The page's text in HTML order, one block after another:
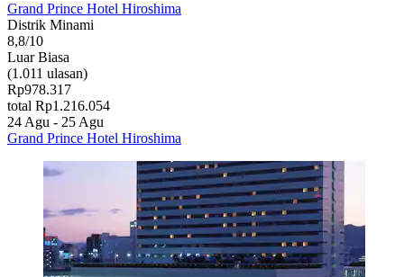
Grand Prince Hotel Hiroshima
Distrik Minami
8,8/10
Luar Biasa
(1.011 ulasan)
Rp978.317
total Rp1.216.054
24 Agu - 25 Agu
Grand Prince Hotel Hiroshima